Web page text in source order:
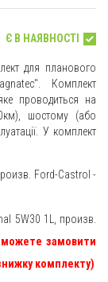
Є В НАЯВНОСТІ
для планового
Комплект
проводиться на
шостому (або
У комплект
Ford-Castrol -
5W30 1L, произв.
можете замовити
комплекту)